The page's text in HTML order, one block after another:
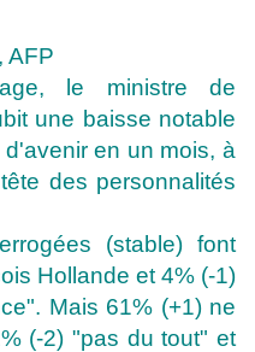
AFP
le ministre de
une baisse notable
en un mois, à
des personnalités
(stable) font
Hollande et 4% (-1)
Mais 61% (+1) ne
(-2) "pas du tout" et